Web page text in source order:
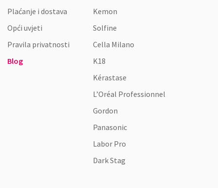
Plaćanje i dostava
Opći uvjeti
Pravila privatnosti
Blog
Kemon
Solfine
Cella Milano
K18
Kérastase
L’Oréal Professionnel
Gordon
Panasonic
Labor Pro
Dark Stag